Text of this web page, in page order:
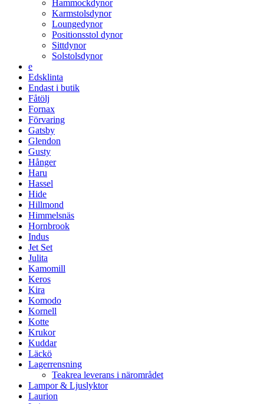
Hammockdynor
Karmstolsdynor
Loungedynor
Positionsstol dynor
Sittdynor
Solstolsdynor
e
Edsklinta
Endast i butik
Fåtölj
Fornax
Förvaring
Gatsby
Glendon
Gusty
Hånger
Haru
Hassel
Hide
Hillmond
Himmelsnäs
Hornbrook
Indus
Jet Set
Julita
Kamomill
Keros
Kira
Komodo
Kornell
Kotte
Krukor
Kuddar
Läckö
Lagerrensning
Teakrea leverans i närområdet
Lampor & Ljuslyktor
Laurion